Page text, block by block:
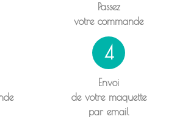
Passez
votre commande
4
Envoi
de votre maquette
par email